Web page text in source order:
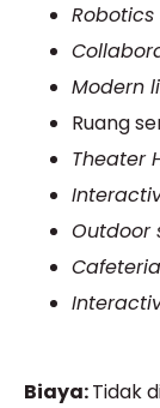
Robotics
Modern
Ruang
Theater
Outdoor
Cafeteria
Biaya:Tidak